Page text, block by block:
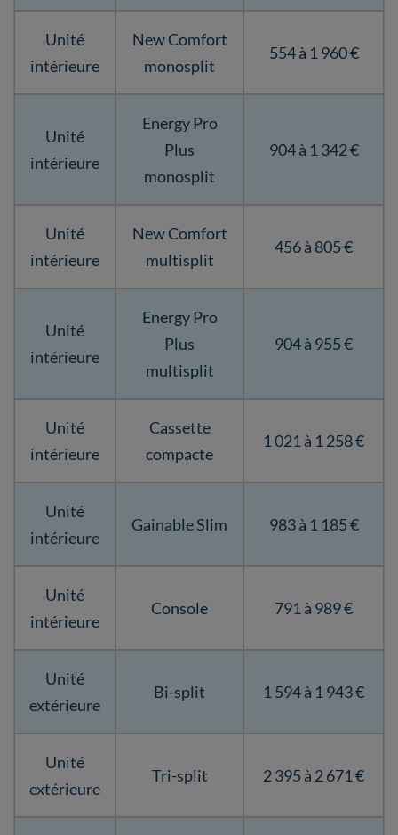
Unité
intérieure
New Comfort
monosplit
554 à 1 960 €
Unité
intérieure
Energy Pro
Plus
monosplit
904 à 1 342 €
Unité
intérieure
New Comfort
multisplit
456 à 805 €
Unité
intérieure
Energy Pro
Plus
multisplit
904 à 955 €
Unité
intérieure
Cassette
compacte
1 021 à 1 258 €
Unité
intérieure
Gainable Slim 983 à 1 185 €
Unité
intérieure
Console 791 à 989 €
Unité
extérieure
Bi-split 1 594 à 1 943 €
Unité
extérieure
Tri-split 2 395 à 2 671 €